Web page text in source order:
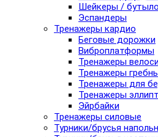
Шейкеры /
Эспандеры
Тренажеры кардио
Беговые дорожки
Виброплатформы
Тренажеры
Тренажеры
Тренажеры для
Тренажеры
Эйрбайки
Тренажеры силовые
Турники/брусья